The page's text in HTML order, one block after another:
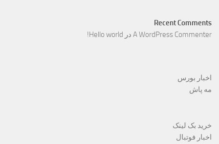
Recent Comments
A WordPress Commenter در Hello world!
اخبار بورس
مه پاش
خرید بک لینک
اخبار فوتبال